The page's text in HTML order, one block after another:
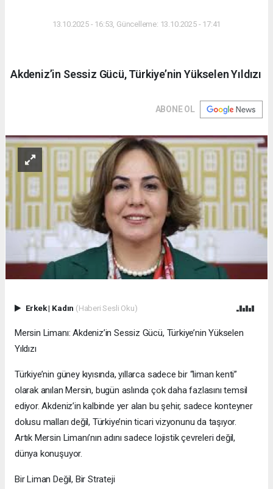
13.10.2025 - 16:53, Güncelleme: 13.10.2025 - 17:41
Akdeniz’in Sessiz Gücü, Türkiye’nin Yükselen Yıldızı
ABONE OL
Erkek| Kadın (Haberi Sesli Oku)
Mersin Limanı: Akdeniz’in Sessiz Gücü, Türkiye’nin Yükselen
Yıldızı
Türkiye’nin güney kıyısında, yıllarca sadece bir “liman kenti”
olarak anılan Mersin, bugün aslında çok daha fazlasını temsil
ediyor. Akdeniz’in kalbinde yer alan bu şehir, sadece konteyner
dolusu malları değil, Türkiye’nin ticari vizyonunu da taşıyor.
Artık Mersin Limanı’nın adını sadece lojistik çevreleri değil,
dünya konuşuyor.
Bir Liman Değil, Bir Strateji